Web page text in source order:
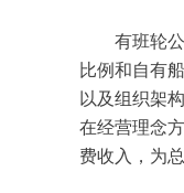
有班轮
比例和自有
以及组织架
在经营理念
费收入，为